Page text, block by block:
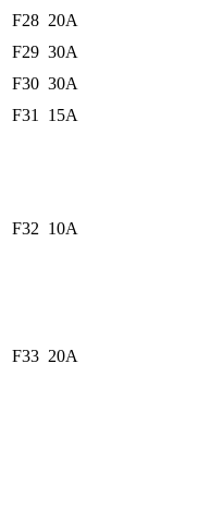
F28 20A
F29 30A
F30 30A
F31
15A
F32 10A
F33 20A